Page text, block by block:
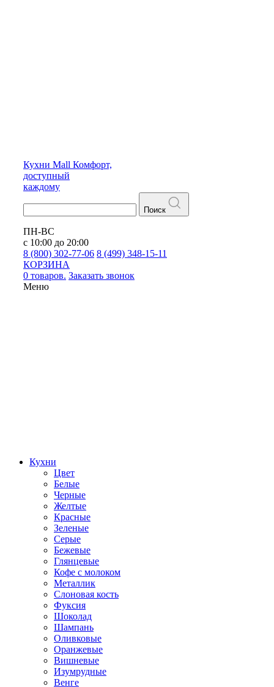
Кухни Mall Комфорт,
доступный
каждому
Поиск
ПН-ВС
с 10:00 до 20:00
8 (800) 302-77-06 8 (499) 348-15-11
КОРЗИНА
0 товаров. Заказать звонок
Меню
Кухни
Цвет
Белые
Черные
Желтые
Красные
Зеленые
Серые
Бежевые
Глянцевые
Кофе с молоком
Металлик
Слоновая кость
Фуксия
Шоколад
Шампань
Оливковые
Оранжевые
Вишневые
Изумрудные
Венге